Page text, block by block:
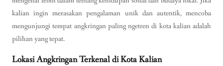
kalian ingin merasakan pengalaman unik dan autentik, mencoba
mengunjungi tempat angkringan paling ngetren di kota kalian adalah
pilihan yang tepat.
Lokasi Angkringan Terkenal di Kota Kalian